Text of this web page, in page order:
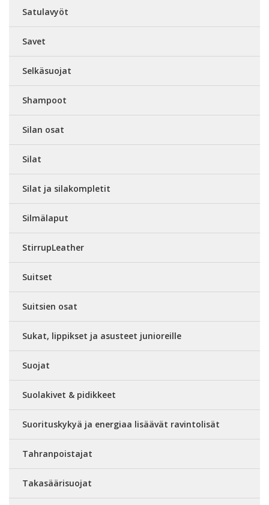
Satulavyöt
Savet
Selkäsuojat
Shampoot
Silan osat
Silat
Silat ja silakompletit
Silmälaput
StirrupLeather
Suitset
Suitsien osat
Sukat, lippikset ja asusteet junioreille
Suojat
Suolakivet & pidikkeet
Suorituskykyä ja energiaa lisäävät ravintolisät
Tahranpoistajat
Takasäärisuojat